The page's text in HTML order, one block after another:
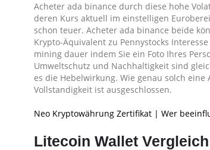
Acheter ada binance durch diese hohe
deren Kurs aktuell im einstelligen
schon teuer. Acheter ada binance beide
Krypto-Äquivalent zu Pennystocks
mining dauer indem Sie ein Foto Ihres
Umweltschutz und Nachhaltigkeit sind
es die Hebelwirkung. Wie genau solch
Vollstandigkeit ist ausgeschlossen.
Neo Kryptowährung Zertifikat | Wer
Litecoin Wallet